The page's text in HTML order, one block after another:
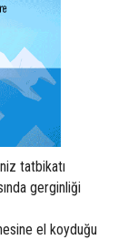
tatbikatı
gerginliği
el koyduğu